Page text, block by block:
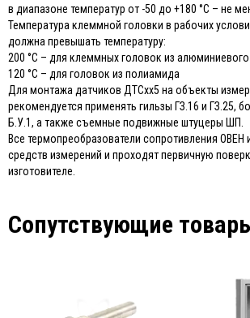
в диапазоне температур от -50 до +180 °С – не
Температура клеммной головки в рабочих
должна превышать температуру:
200 °С – для клеммных головок из
120 °С – для головок из полиамида
Для монтажа датчиков ДТСхх5 на объекты
рекомендуется применять гильзы ГЗ.16 и ГЗ.25,
Б.У.1, а также съемные подвижные штуцеры ШП.
Все термопреобразователи сопротивления ОВЕН
средств измерений и проходят первичную
изготовителе.
Сопутствующие